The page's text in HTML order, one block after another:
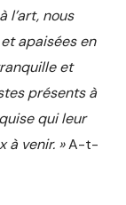
l’art, nous
apaisées en
et
présents à
qui leur
à venir. »A-t-